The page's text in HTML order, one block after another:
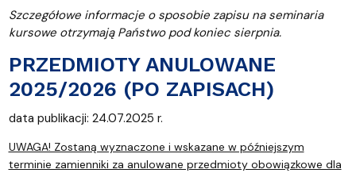
Szczegółowe informacje o sposobie zapisu na seminaria
kursowe otrzymają Państwo pod koniec sierpnia.
PRZEDMIOTY ANULOWANE
2025/2026 (PO ZAPISACH)
data publikacji: 24.07.2025 r.
UWAGA! Zostaną wyznaczone i wskazane w późniejszym
terminie zamienniki za anulowane przedmioty obowiązkowe dla